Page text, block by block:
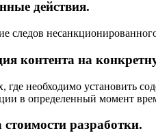
действия.
следов
контента на
где необходимо установить
в определенный момент
разработки.